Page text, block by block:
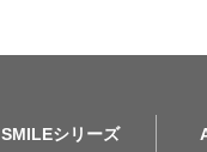
SMILEシリーズ